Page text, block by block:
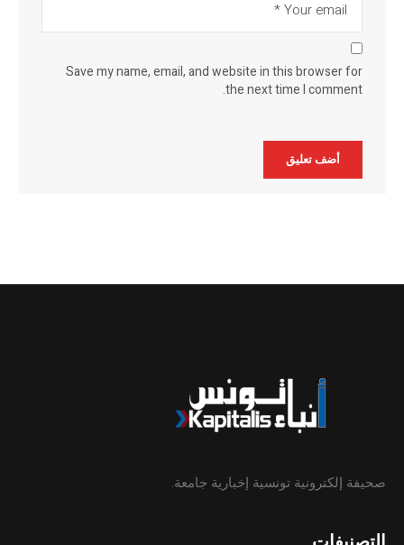
Save my name, email, and website in this browser for
the next time I comment.
صحيفة إلكترونية تونسية إخبارية جامعة.